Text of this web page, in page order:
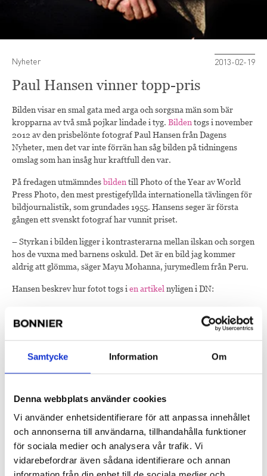
Samtycke Information Om
Denna webbplats använder cookies
Vi använder enhetsidentifierare för att anpassa innehållet
och annonserna till användarna, tillhandahålla funktioner
för sociala medier och analysera vår trafik. Vi
vidarebefordrar även sådana identifierare och annan
Nyheter 2013-02-19
Paul Hansen vinner topp-pris
Bilden visar en smal gata med arga och sorgsna män som bär
kropparna av två små pojkar lindade i tyg. Bilden togs i november
2012 av den prisbelönte fotograf Paul Hansen från Dagens
Nyheter, men det var inte förrän han såg bilden på tidningens
omslag som han insåg hur kraftfull den var.
På fredagen utmämndesbilden till Photo of the Year av World
Press Photo, den mest prestigefyllda internationella tävlingen för
bildjournalistik, som grundades 1955. Hansens seger är första
gången ett svenskt fotograf har vunnit priset.
– Styrkan i bilden ligger i kontrasterarna mellan ilskan och sorgen
hos de vuxna med barnens oskuld. Det är en bild jag kommer
aldrig att glömma, säger Mayu Mohanna, jurymedlem från Peru.
Hansen beskrev hur fotot togs i en artikel nyligen i DN:
arga och ledsna. Det var en kakofoni av ljud och känslor. Och där
sätt kan bidra till att lindra konflikter runt om i världen.
– Priset får oss att diskutera bildjournalistik, får oss att inse hur
viktigt det är. Om vi​​, media, kan bidra till att belysa allt detta
mörker, kanske vi kan tvinga världens ledare att tänka två gånger.
Jag kanske är naiv. Men människor har en röst genom bilder.